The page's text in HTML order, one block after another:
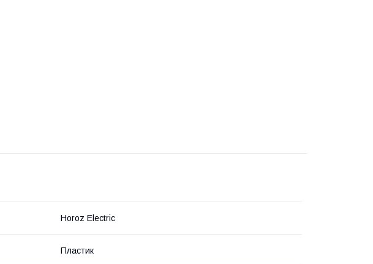
Horoz Electric
Пластик